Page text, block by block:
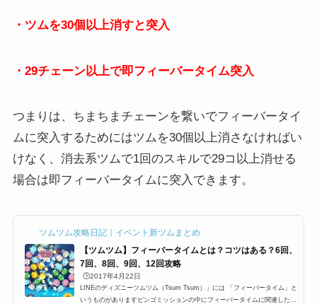
・ツムを30個以上消すと突入
・29チェーン以上で即フィーバータイム突入
つまりは、ちまちまチェーンを繋いでフィーバータイ
ムに突入するためにはツムを30個以上消さなければい
けなく、消去系ツムで1回のスキルで29コ以上消せる
場合は即フィーバータイムに突入できます。
ツムツム攻略日記｜イベント新ツムまとめ
【ツムツム】フィーバータイムとは？コツはある？6回、
7回、8回、9回、12回攻略
🕒️2017年4月22日
LINEのディズニーツムツム（Tsum Tsum）」には 「フィーバータイム」と
いうものがありますビンゴミッションの中にフィーバータイムに関連したミ